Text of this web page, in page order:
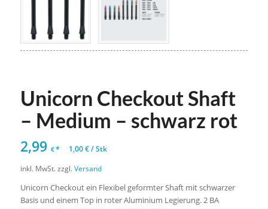
Unicorn Checkout Shaft
– Medium – schwarz rot
2,99 €* 1,00€/Stk
inkl. MwSt. zzgl.Versand
Unicorn Checkout ein Flexibel geformter Shaft mit schwarzer
Basis und einem Top in roter Aluminium Legierung. 2 BA